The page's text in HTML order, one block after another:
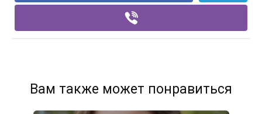
Вам также может понравиться